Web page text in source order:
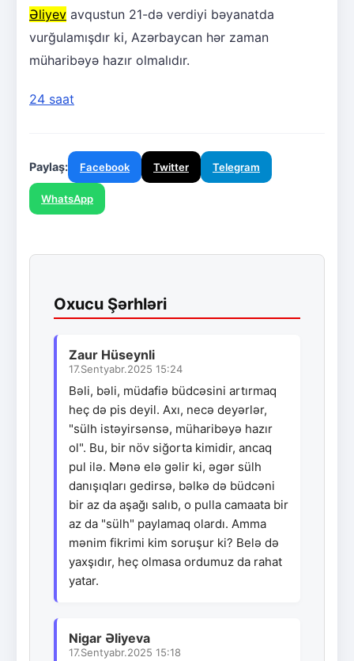
Əliyev avqustun 21-də verdiyi bəyanatda
vurğulamışdır ki, Azərbaycan hər zaman
müharibəyə hazır olmalıdır.
24 saat
Paylaş: Facebook Twitter Telegram
WhatsApp
Oxucu Şərhləri
Zaur Hüseynli
17.Sentyabr.2025 15:24
Bəli, bəli, müdafiə büdcəsini artırmaq
heç də pis deyil. Axı, necə deyərlər,
"sülh istəyirsənsə, müharibəyə hazır
ol". Bu, bir növ siğorta kimidir, ancaq
pul ilə. Mənə elə gəlir ki, əgər sülh
danışıqları gedirsə, bəlkə də büdcəni
bir az da aşağı salıb, o pulla camaata bir
az da "sülh" paylamaq olardı. Amma
mənim fikrimi kim soruşur ki? Belə də
yaxşıdır, heç olmasa ordumuz da rahat
yatar.
Nigar Əliyeva
17.Sentyabr.2025 15:18